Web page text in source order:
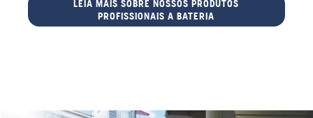
LEIA MAIS SOBRE NOSSOS PRODUTOS
PROFISSIONAIS A BATERIA